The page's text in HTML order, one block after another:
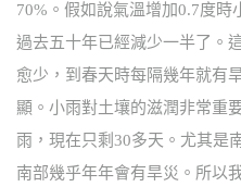
70%。假如說氣溫增加0.7度時
過去五十年已經減少一半了。
愈少，到春天時每隔幾年就有
顯。小雨對土壤的滋潤非常重
雨，現在只剩30多天。尤其是
南部幾乎年年會有旱災。所以